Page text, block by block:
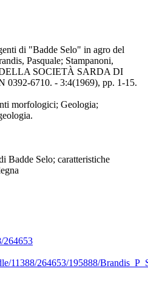
di "Badde Selo" in agro del
Pasquale; Stampanoni,
SOCIETÀ SARDA DI
6710. - 3:4(1969), pp. 1-15.
morfologici; Geologia;
Badde Selo; caratteristiche
264653
11388/264653/195888/